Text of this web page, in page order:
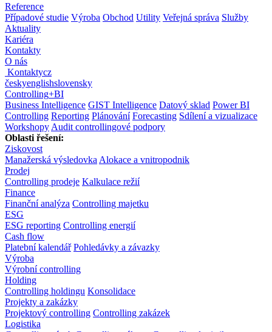
Reference
Případové studie Výroba Obchod Utility Veřejná správa Služby
Aktuality
Kariéra
Kontakty
O nás
Kontaktycz
českyenglishslovensky
Controlling+BI
Business Intelligence GIST Intelligence Datový sklad Power BI
Controlling Reporting Plánování Forecasting Sdílení a vizualizace
Workshopy Audit controllingové podpory
Oblasti řešení:
Ziskovost
Manažerská výsledovka Alokace a vnitropodnik
Prodej
Controlling prodeje Kalkulace režií
Finance
Finanční analýza Controlling majetku
ESG
ESG reporting Controlling energií
Cash flow
Platební kalendář Pohledávky a závazky
Výroba
Výrobní controlling
Holding
Controlling holdingu Konsolidace
Projekty a zakázky
Projektový controlling Controlling zakázek
Logistika